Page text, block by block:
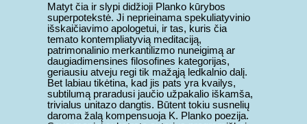
Matyt čia ir slypi didžioji Planko kūrybos
superpotekstė. Ji neprieinama spekuliatyvinio
išskaičiavimo apologetui, ir tas, kuris čia
temato kontempliatyvią meditaciją,
patrimonalinio merkantilizmo nuneigimą ar
daugiadimensines filosofines kategorijas,
geriausiu atveju regi tik mažąją ledkalnio dalį.
Bet labiau tikėtina, kad jis pats yra kvailys,
subtilumą praradusi jaučio užpakalio iškamša,
trivialus unitazo dangtis. Būtent tokiu susnelių
daroma žalą kompensuoja K. Planko poezija.